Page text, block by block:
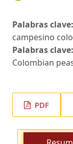
Palabras clave:
campesino
Palabras clave:
Colombian
PDF